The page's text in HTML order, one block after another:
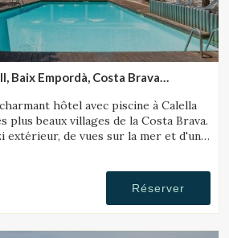
Baix Empordà, Costa Brava
hôtel avec piscine à Calella
plus beaux villages de la Costa Brava.
extérieur, de vues sur la mer et d'une
Réserver